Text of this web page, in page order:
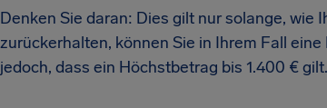
Denken Sie daran: Dies gilt nur solange, wie
zurückerhalten, können Sie in Ihrem Fall
jedoch, dass ein Höchstbetrag bis 1.400 € gilt.